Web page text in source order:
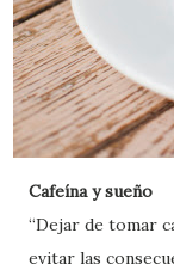
Cafeína y sueño
“Dejar de tomar
evitar las